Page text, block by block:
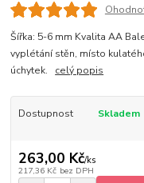
Šířka: 5-6 mm Kvalita AA
vyplétání stěn, místo
úchytek. celý popis
Dostupnost Skladem
263,00 Kč/ks
217,36 Kč bez DPH